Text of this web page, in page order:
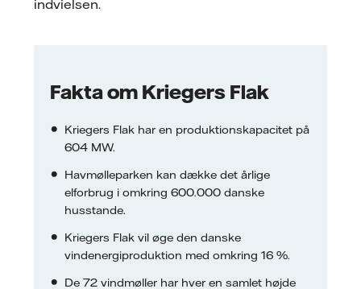
indvielsen.
Fakta om Kriegers Flak
Kriegers Flak har en produktionskapacitet på
604 MW.
Havmølleparken kan dække det årlige
elforbrug i omkring 600.000 danske
husstande.
Kriegers Flak vil øge den danske
vindenergiproduktion med omkring 16 %.
De 72 vindmøller har hver en samlet højde